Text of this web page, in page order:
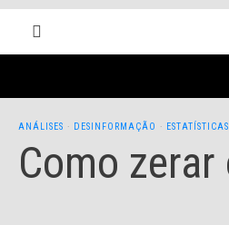
ANÁLISES · DESINFORMAÇÃO · ESTATÍSTICAS
Como